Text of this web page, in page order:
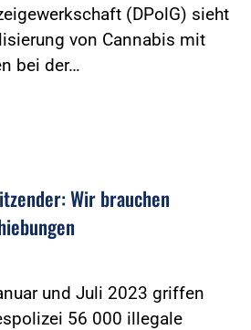
(DPolG) sieht
von Cannabis mit
bei der…
Wir brauchen
und Juli 2023 griffen
56 000 illegale